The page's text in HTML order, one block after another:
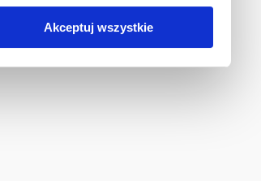
cookie”.Akceptuj wszystkie